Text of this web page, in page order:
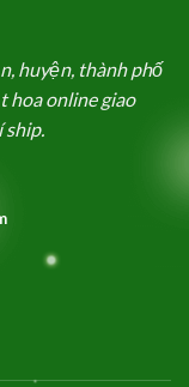
huyện, thành phố
hoa online giao
ship.